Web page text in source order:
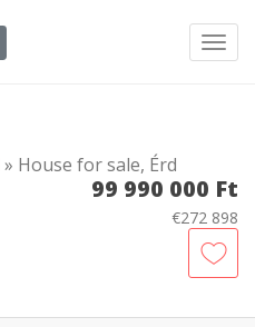
» House for sale, Érd
99 990 000 Ft
€272 898